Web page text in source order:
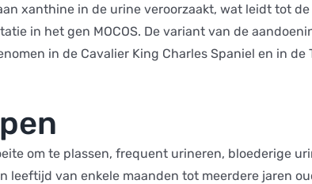
xanthine in de urine veroorzaakt, wat leidt tot
in het gen MOCOS. De variant van de
in de Cavalier King Charles Spaniel en in de
om te plassen, frequent urineren, bloederige
leeftijd van enkele maanden tot meerdere jaren